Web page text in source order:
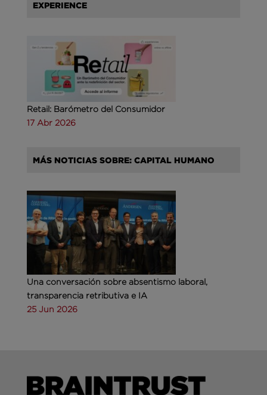
EXPERIENCE
Retail: Barómetro del Consumidor
17 Abr 2026
MÁS NOTICIAS SOBRE: CAPITAL HUMANO
Una conversación sobre absentismo laboral,
transparencia retributiva e IA
25 Jun 2026